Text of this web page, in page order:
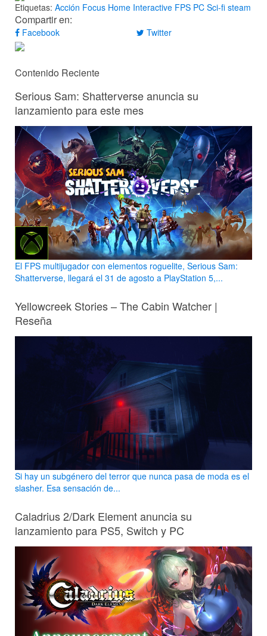
Etiquetas: Acción Focus Home Interactive FPS PC Sci-fi steam
Compartir en:
Facebook Twitter
Contenido Reciente
Serious Sam: Shatterverse anuncia su
lanzamiento para este mes
El FPS multijugador con elementos roguelite, Serious Sam:
Shatterverse, llegará el 31 de agosto a PlayStation 5,...
Yellowcreek Stories – The Cabin Watcher |
Reseña
Si hay un subgénero del terror que nunca pasa de moda es el
slasher. Esa sensación de...
Caladrius 2/Dark Element anuncia su
lanzamiento para PS5, Switch y PC